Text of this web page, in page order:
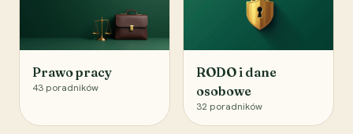
Prawo pracy
43 poradników
RODO i dane
osobowe
32 poradników